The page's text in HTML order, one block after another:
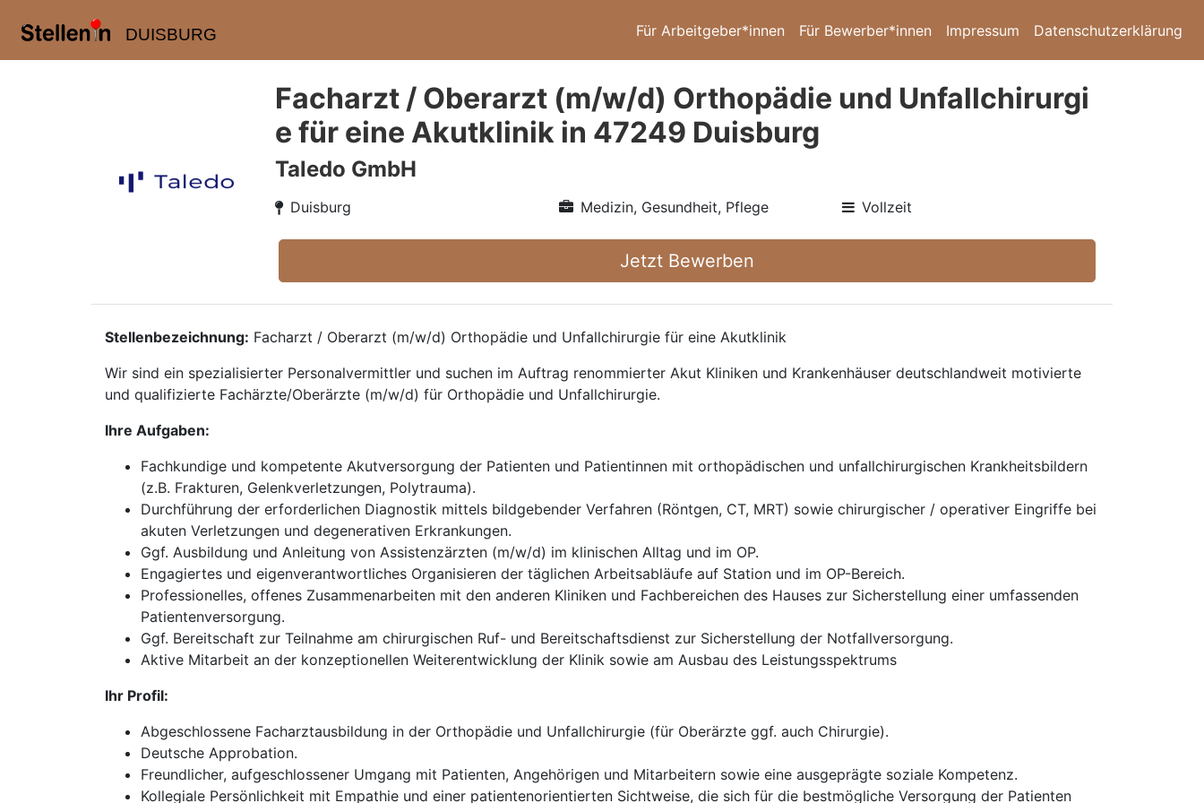
DUISBURG Für Arbeitgeber*innen Für Bewerber*innen Impressum Datenschutzerklärung
Facharzt / Oberarzt (m/w/d) Orthopädie und Unfallchirurgi
e für eine Akutklinik in 47249 Duisburg
Taledo GmbH
Duisburg Medizin, Gesundheit, Pflege Vollzeit
Jetzt Bewerben
Stellenbezeichnung: Facharzt / Oberarzt (m/w/d) Orthopädie und Unfallchirurgie für eine Akutklinik
Wir sind ein spezialisierter Personalvermittler und suchen im Auftrag renommierter Akut Kliniken und Krankenhäuser deutschlandweit motivierte
und qualifizierte Fachärzte/Oberärzte (m/w/d) für Orthopädie und Unfallchirurgie.
Ihre Aufgaben:
Fachkundige und kompetente Akutversorgung der Patienten und Patientinnen mit orthopädischen und unfallchirurgischen Krankheitsbildern
(z.B. Frakturen, Gelenkverletzungen, Polytrauma).
Durchführung der erforderlichen Diagnostik mittels bildgebender Verfahren (Röntgen, CT, MRT) sowie chirurgischer / operativer Eingriffe bei
akuten Verletzungen und degenerativen Erkrankungen.
Ggf. Ausbildung und Anleitung von Assistenzärzten (m/w/d) im klinischen Alltag und im OP.
Engagiertes und eigenverantwortliches Organisieren der täglichen Arbeitsabläufe auf Station und im OP-Bereich.
Professionelles, offenes Zusammenarbeiten mit den anderen Kliniken und Fachbereichen des Hauses zur Sicherstellung einer umfassenden
Patientenversorgung.
Ggf. Bereitschaft zur Teilnahme am chirurgischen Ruf- und Bereitschaftsdienst zur Sicherstellung der Notfallversorgung.
Aktive Mitarbeit an der konzeptionellen Weiterentwicklung der Klinik sowie am Ausbau des Leistungsspektrums
Ihr Profil:
Abgeschlossene Facharztausbildung in der Orthopädie und Unfallchirurgie (für Oberärzte ggf. auch Chirurgie).
Deutsche Approbation.
Freundlicher, aufgeschlossener Umgang mit Patienten, Angehörigen und Mitarbeitern sowie eine ausgeprägte soziale Kompetenz.
Kollegiale Persönlichkeit mit Empathie und einer patientenorientierten Sichtweise, die sich für die bestmögliche Versorgung der Patienten